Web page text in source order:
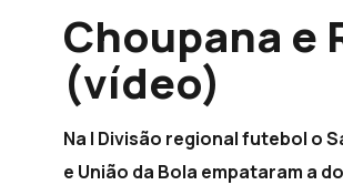
Choupana e
(vídeo)
Na I Divisão regional futebol o
e União da Bola empataram a